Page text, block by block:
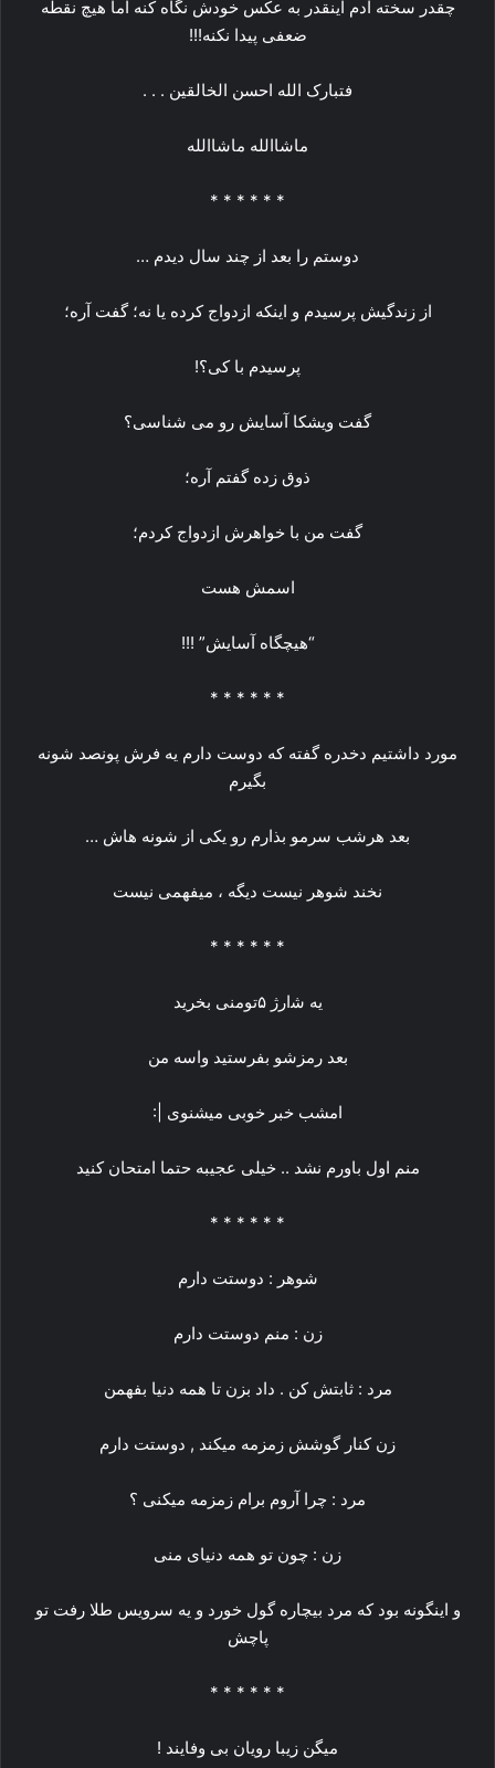
چقدر سخته آدم اینقدر به عکس خودش نگاه کنه اما هیچ نقطه
ضعفی پیدا نکنه!!!
فتبارک الله احسن الخالقین . . .
ماشاالله ماشاالله
* * * * * *
دوستم را بعد از چند سال دیدم …
از زندگیش پرسیدم و اینکه ازدواج کرده یا نه؛ گفت آره؛
پرسیدم با کی؟!
گفت ویشکا آسایش رو می شناسی؟
ذوق زده گفتم آره؛
گفت من با خواهرش ازدواج کردم؛
اسمش هست
“هیچگاه آسایش” !!!
* * * * * *
مورد داشتیم دخدره گفته که دوست دارم یه فرش پونصد شونه
بگیرم
بعد هرشب سرمو بذارم رو یکی از شونه هاش …
نخند شوهر نیست دیگه ، میفهمی نیست
* * * * * *
ﯾﻪ ﺷﺍﺭﮊ ۵ﺗﻮﻣﻨﯽ ﺑﺨﺮﯾﺪ
ﺑﻌﺪ ﺭﻣﺰﺷﻮ ﺑﻔﺮﺳﺘﯿﺪ ﻭﺍﺳﻪ ﻣﻦ
ﺍﻣﺸﺐ ﺧﺒﺮ ﺧﻮﺑﯽ ﻣﯿﺸﻨﻮﯼ |:
ﻣﻨﻢ ﺍﻭﻝ ﺑﺎﻭﺭﻡ ﻧﺸﺪ .. ﺧﯿﻠﯽ ﻋﺠﯿﺒﻪ ﺣﺘﻤﺎ ﺍﻣﺘﺤﺎﻥ ﮐﻨﯿﺪ
* * * * * *
شوهر : دوستت دارم
زن : منم دوستت دارم
مرد : ثابتش کن . داد بزن تا همه دنیا بفهمن
زن کنار گوشش زمزمه میکند , دوستت دارم
مرد : چرا آروم برام زمزمه میکنی ؟
زن : چون تو همه دنیای منی
و اینگونه بود که مرد بیچاره گول خورد و یه سرویس طلا رفت تو
پاچش
* * * * * *
میگن زیبا رویان بی وفایند !